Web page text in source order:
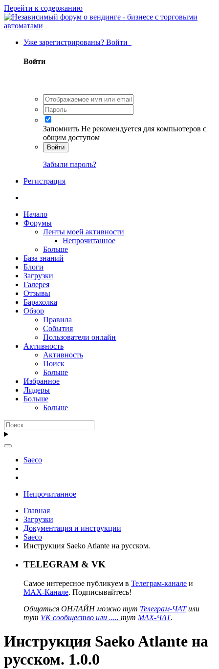
Перейти к содержанию
Уже зарегистрированы? Войти
Войти
Запомнить Не рекомендуется для компьютеров с
общим доступом
Войти
Забыли пароль?
Регистрация
Начало
Форумы
Ленты моей активности
Непрочитанное
Больше
База знаний
Блоги
Загрузки
Галерея
Отзывы
Барахолка
Обзор
Правила
События
Пользователи онлайн
Активность
Активность
Поиск
Больше
Избранное
Лидеры
Больше
Больше
Saeco
Непрочитанное
Главная
Загрузки
Документация и инструкции
Saeco
Инструкция Saeko Atlante на русском.
TELEGRAM & VK
Самое интересное публикуем в Телеграм-канале и
MAX-Канале. Подписывайтесь!
Общаться ОНЛАЙН можно тут Телеграм-ЧАТили
тут VK сообщество или ..... тут MAX-ЧАТ.
Инструкция Saeko Atlante на
русском. 1.0.0